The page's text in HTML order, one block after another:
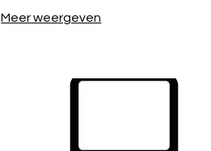
Meer weergeven